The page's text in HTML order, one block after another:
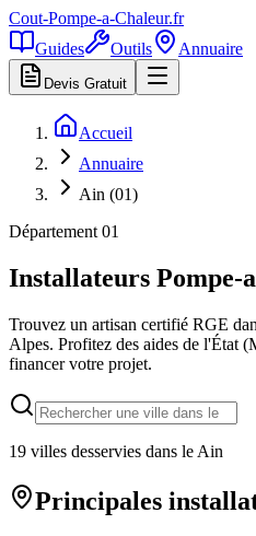
Cout-Pompe-a-Chaleur.fr
Guides
Outils Annuaire
Devis Gratuit
Accueil
Annuaire
Ain (01)
Département 01
Installateurs Pompe-
Trouvez un artisan certifié RGE
Alpes. Profitez des aides de l'État
financer votre projet.
19 villes desservies dans le Ain
Principales